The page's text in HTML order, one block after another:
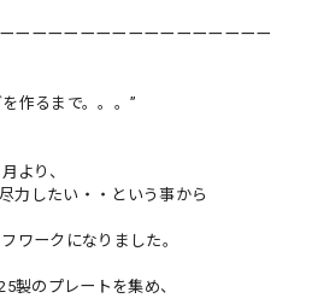
ーーーーーーーーーーーーーーーー
作るまで。。。”
より、
力したい・・という事から
ワークになりました。
のプレートを集め、